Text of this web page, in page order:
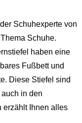
Schuhexperte von
Schuhe.
haben eine
Fußbett und
Diese Stiefel sind
in den
erzählt Ihnen alles